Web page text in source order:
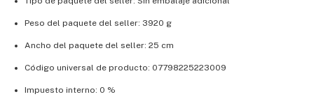
Peso del paquete del seller: 3920 g
Ancho del paquete del seller: 25 cm
Código universal de producto: 07798225223009
Impuesto interno: 0 %